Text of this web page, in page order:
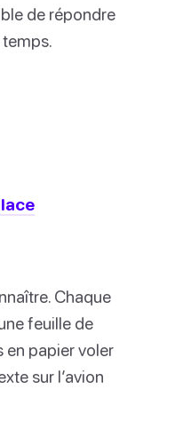
de répondre
Chaque
feuille de
en papier voler
sur l’avion